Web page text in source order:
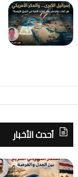
أحدث الأخبار